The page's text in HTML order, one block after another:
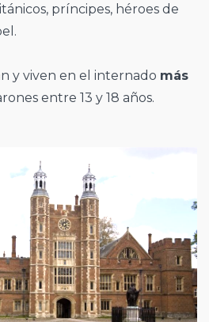
príncipes, héroes de
y viven en el internado más
entre 13 y 18 años.